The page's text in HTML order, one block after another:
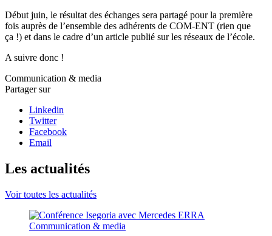
Début juin, le résultat des échanges sera partagé pour la première
fois auprès de l’ensemble des adhérents de COM-ENT (rien que
ça !) et dans le cadre d’un article publié sur les réseaux de l’école.
A suivre donc !
Communication & media
Partager sur
Linkedin
Twitter
Facebook
Email
Les actualités
Voir toutes les actualités
Communication & media